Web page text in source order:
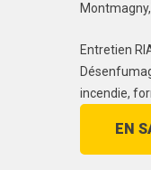
Entretien
incendie,
EN